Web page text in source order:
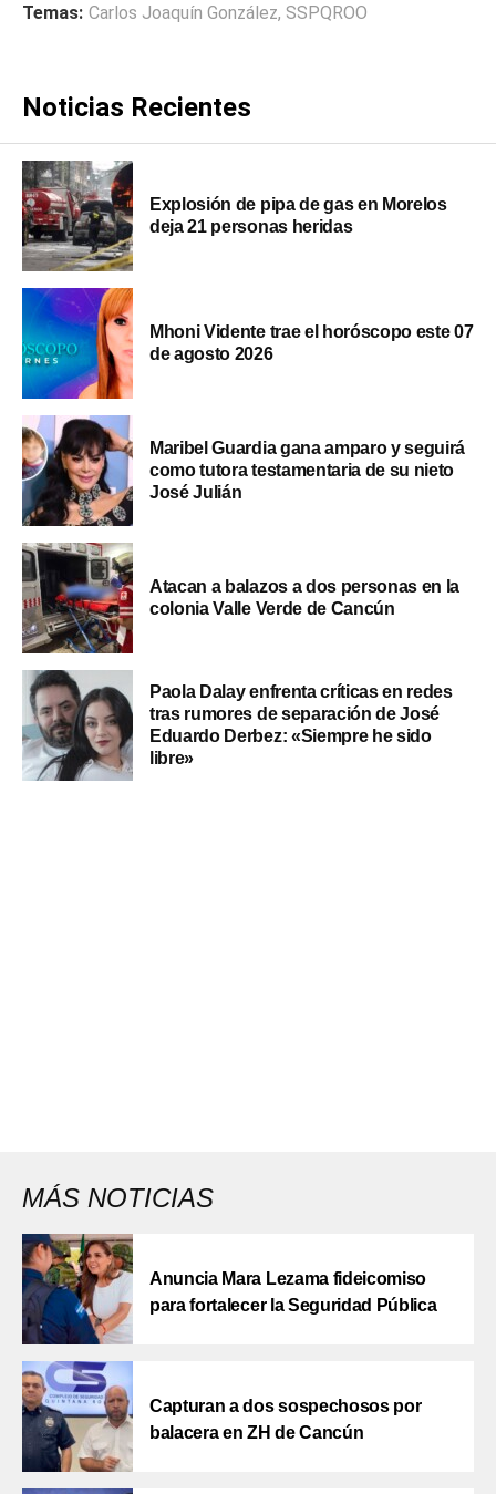
Temas: Carlos Joaquín González, SSPQROO
Noticias Recientes
Explosión de pipa de gas en Morelos
deja 21 personas heridas
Mhoni Vidente trae el horóscopo este 07
de agosto 2026
Maribel Guardia gana amparo y seguirá
como tutora testamentaria de su nieto
José Julián
Atacan a balazos a dos personas en la
colonia Valle Verde de Cancún
Paola Dalay enfrenta críticas en redes
tras rumores de separación de José
Eduardo Derbez: «Siempre he sido
libre»
MÁS NOTICIAS
Anuncia Mara Lezama fideicomiso
para fortalecer la Seguridad Pública
Capturan a dos sospechosos por
balacera en ZH de Cancún